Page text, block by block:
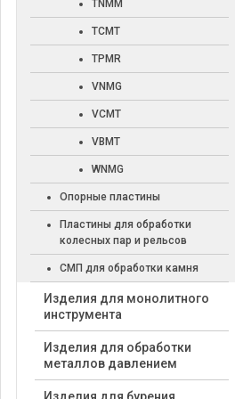
TNMM
TCMT
TPMR
VNMG
VCMT
VBMT
WNMG
Опорные пластины
Пластины для обработки
колесных пар и рельсов
СМП для обработки камня
Изделия для монолитного
инструмента
Изделия для обработки
металлов давлением